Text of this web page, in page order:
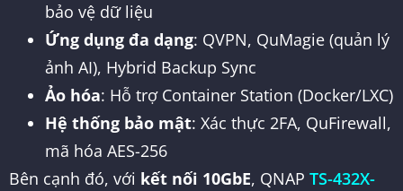
bảo vệ dữ liệu
Ứng dụng đa dạng: QVPN, QuMagie (quản lý
ảnh AI), Hybrid Backup Sync
Ảo hóa: Hỗ trợ Container Station (Docker/LXC)
Hệ thống bảo mật: Xác thực 2FA, QuFirewall,
mã hóa AES-256
Bên cạnh đó, với kết nối 10GbE, QNAP TS-432X-